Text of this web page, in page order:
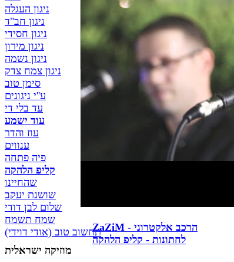
תקליטן דתי שמח תשמח
d.j's תקליטנים לציבור
הדתי - החרדי הופ - קליפ
ZaZiM - הרכב אלקטרוני
לחתונות - קליפ הלהקה
ניגון העגלה
ניגון חב"ד
ניגון חסידי
ניגון מירון
ניגון נשמה
ניגון צמח צדק
סימן טוב
ע''י ניגונים
עד בלי די
עוד ישמע
עוז והדר
ענווים
פיה פתחה
קליפ הלהקה
שהחיינו
שושנת יעקב
שלום לבן דודי
שמח תשמח
תחשוב טוב (אודי דוידי)
מוזיקה ישראלית